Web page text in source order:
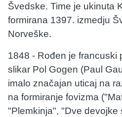
Švedske. Time je ukinuta
formirana 1397. izmedju
Norveške.
1848 - Rođen je francuski
slikar Pol Gogen (Paul
imalo značajan uticaj na
na formiranje fovizma
"Plemkinja", "Dve devojke